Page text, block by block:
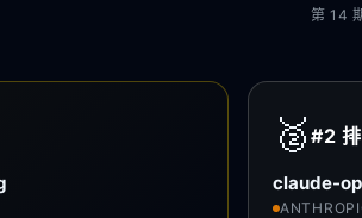
第 14
🥈 #2
claude-